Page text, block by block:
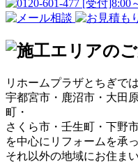
リホームプラザとちぎで
宇都宮市・鹿沼市・大田
町・
さくら市・壬生町・下野
を中心にリフォームを承
それ以外の地域にお住ま